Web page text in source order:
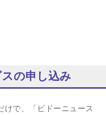
の申し込み
けで、「ビドーニュース